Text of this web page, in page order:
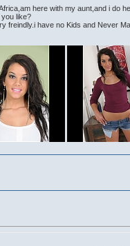
here with my aunt,and i do
like?
have no Kids and Never